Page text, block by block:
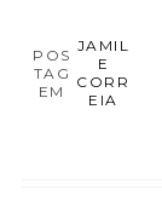
POS
TAG
EM
JAMIL
E
CORR
EIA